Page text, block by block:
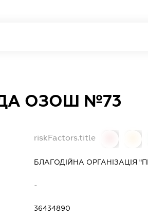
ОЗОШ №73
riskFactors.title
БЛАГОДІЙНА ОРГАНІЗАЦІЯ
-
36434890